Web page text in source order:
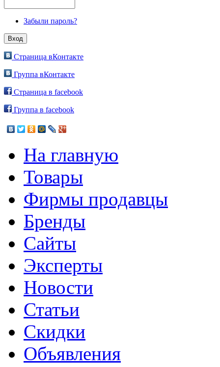
Забыли пароль?
Страница вКонтакте
Группа вКонтакте
Страница в facebook
Группа в facebook
На главную
Товары
Фирмы продавцы
Бренды
Сайты
Эксперты
Новости
Статьи
Скидки
Объявления